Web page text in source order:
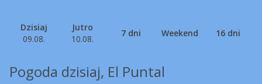
Dzisiaj
09.08.
Jutro
10.08.
7 dni Weekend 16 dni
Pogoda dzisiaj, El Puntal